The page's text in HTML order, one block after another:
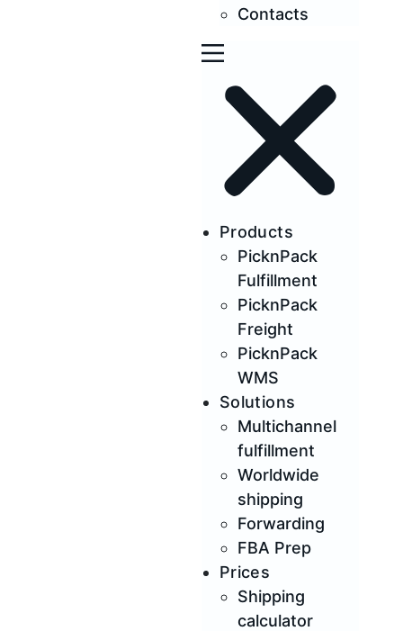
Contacts
Products
PicknPack
Fulfillment
PicknPack
Freight
PicknPack
WMS
Solutions
Multichannel
fulfillment
Worldwide
shipping
Forwarding
FBA Prep
Prices
Shipping
calculator